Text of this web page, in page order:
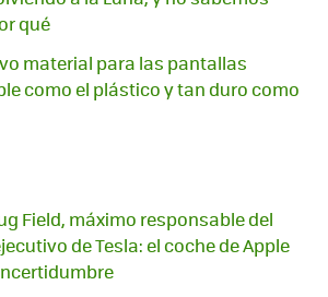
qué
material para las pantallas
como el plástico y tan duro como
Field, máximo responsable del
de Tesla: el coche de Apple